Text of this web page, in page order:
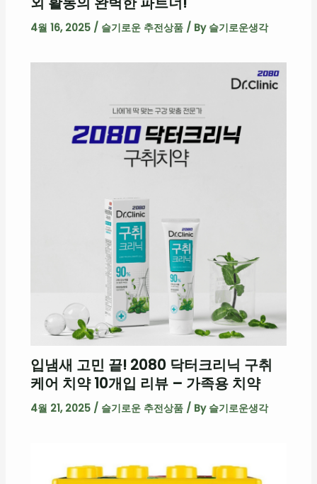
4월 16, 2025 / 슬기로운 추전상품/ By 슬기로운생각
입냄새 고민 끝! 2080 닥터크리닉 구취
케어 치약 10개입 리뷰 – 가족용 치약
4월 21, 2025 / 슬기로운 추전상품/ By 슬기로운생각